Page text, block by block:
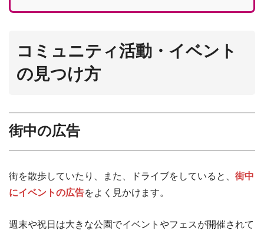
コミュニティ活動・イベント
の見つけ方
街中の広告
街を散歩していたり、また、ドライブをしていると、 街中
にイベントの広告をよく見かけます。
週末や祝日は大きな公園でイベントやフェスが開催されて